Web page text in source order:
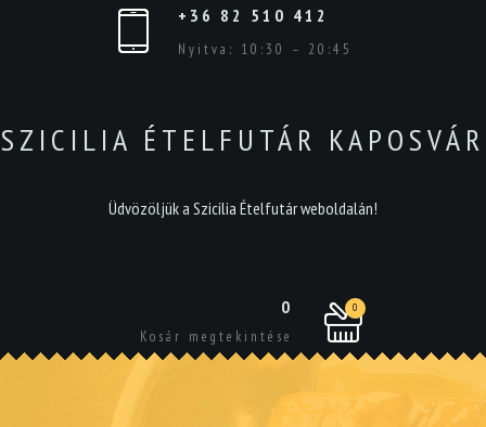
+36 82 510 412
Nyitva: 10:30 – 20:45
SZICILIA ÉTELFUTÁR KAPOSVÁR
Üdvözöljük a Szicilia Ételfutár weboldalán!
0
Kosár megtekintése
0